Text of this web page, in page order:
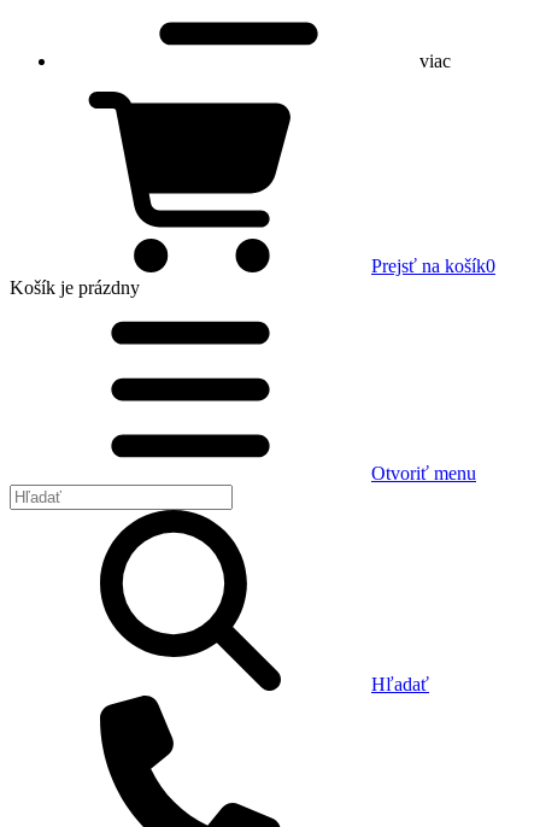
viac
Prejsť na košík0
Košík je prázdny
Otvoriť menu
Hľadať